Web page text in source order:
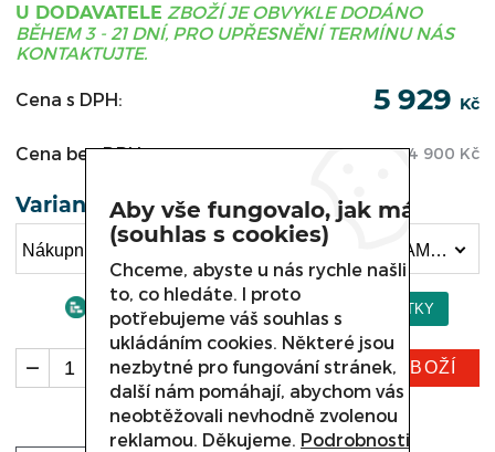
U DODAVATELE ZBOŽÍ JE OBVYKLE DODÁNO
BĚHEM 3 - 21 DNÍ, PRO UPŘESNĚNÍ TERMÍNU NÁS
KONTAKTUJTE.
Cena s DPH: 5 929 Kč
Cena bez DPH: 4 900 Kč
Varianta
Nákupní vozík SAM - drátěný podvozek , Vozík SAM 160L (5 929 Kč)
ks KOUPIT ZBOŽÍ
Aby vše fungovalo, jak má
(souhlas s cookies)
Chceme, abyste u nás rychle našli
to, co hledáte. I proto
potřebujeme váš souhlas s
ukládáním cookies. Některé jsou
nezbytné pro fungování stránek,
další nám pomáhají, abychom vás
neobtěžovali nevhodně zvolenou
reklamou. Děkujeme. Podrobnosti